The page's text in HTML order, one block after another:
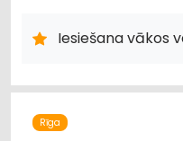
Iesiešana vākos
Rīga